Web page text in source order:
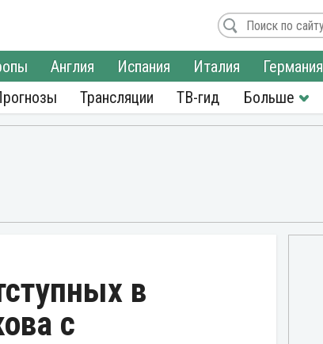
Англия Испания Италия Германия
Трансляции ТВ-гид
в
с